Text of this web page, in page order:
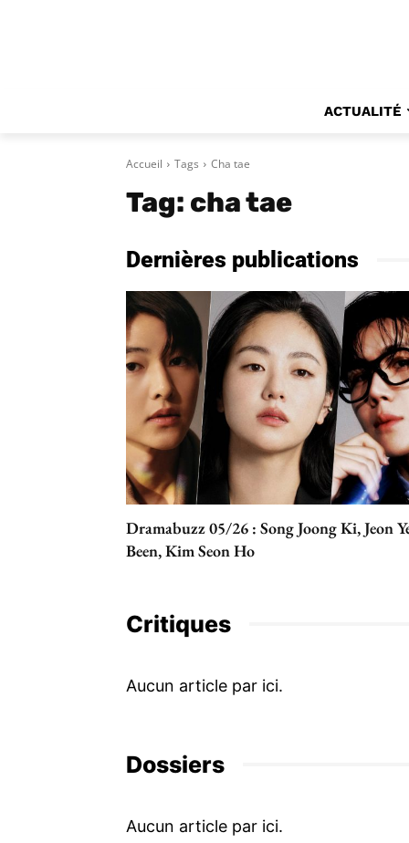
ACTUALITÉ
Accueil Tags Cha tae
Tag: cha tae
Dernières publications
Dramabuzz 05/26 : Song Joong Ki, Jeon
Been, Kim Seon Ho
Critiques
Dossiers